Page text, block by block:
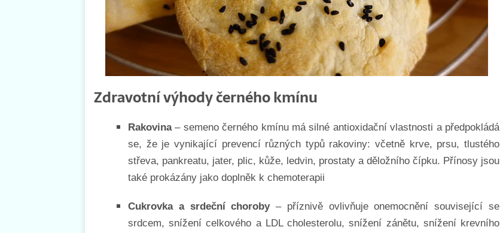
Zdravotní výhody černého kmínu
Rakovina– semeno černého kmínu má silné antioxidační vlastnosti a předpokládá
se, že je vynikající prevencí různých typů rakoviny: včetně krve, prsu, tlustého
střeva, pankreatu, jater, plic, kůže, ledvin, prostaty a děložního čípku. Přínosy jsou
také prokázány jako doplněk k chemoterapii
Cukrovka a srdeční choroby– příznivě ovlivňuje onemocnění související se
srdcem, snížení celkového a LDL cholesterolu, snížení zánětu, snížení krevního